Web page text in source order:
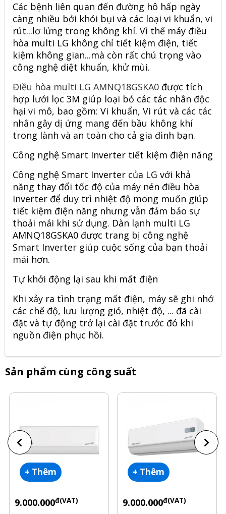
Các bệnh liên quan đến đường hô hấp ngày
càng nhiều bởi khói bụi và các loại vi khuẩn, vi
rút...lơ lửng trong không khí. Vì thế máy điều
hòa multi LG không chỉ tiết kiệm điện, tiết
kiệm không gian...mà còn rất chú trọng vào
công nghệ diệt khuẩn, khử mùi.
Điều hòa multi LG AMNQ18GSKA0 được tích
hợp lưới lọc 3M giúp loại bỏ các tác nhân độc
hại vi mô, bao gồm: Vi khuẩn, Vi rút và các tác
nhân gây dị ứng mang đến bầu không khí
trong lành và an toàn cho cả gia đình bạn.
Công nghệ Smart Inverter tiết kiệm điện năng
Công nghệ Smart Inverter của LG với khả
năng thay đổi tốc độ của máy nén điều hòa
Inverter để duy trì nhiệt độ mong muốn giúp
tiết kiệm điện năng nhưng vẫn đảm bảo sự
thoải mái khi sử dụng. Dàn lạnh multi LG
AMNQ18GSKA0 được trang bị công nghệ
Smart Inverter giúp cuộc sống của bạn thoải
mái hơn.
Tự khởi động lại sau khi mất điện
Khi xảy ra tình trạng mất điện, máy sẽ ghi nhớ
các chế độ, lưu lượng gió, nhiệt độ, ... đã cài
đặt và tự động trở lại cài đặt trước đó khi
nguồn điện phục hồi.
Sản phẩm cùng công suất
+ Thêm
9.000.000đ(VAT)
+ Thêm
9.000.000đ(VAT)